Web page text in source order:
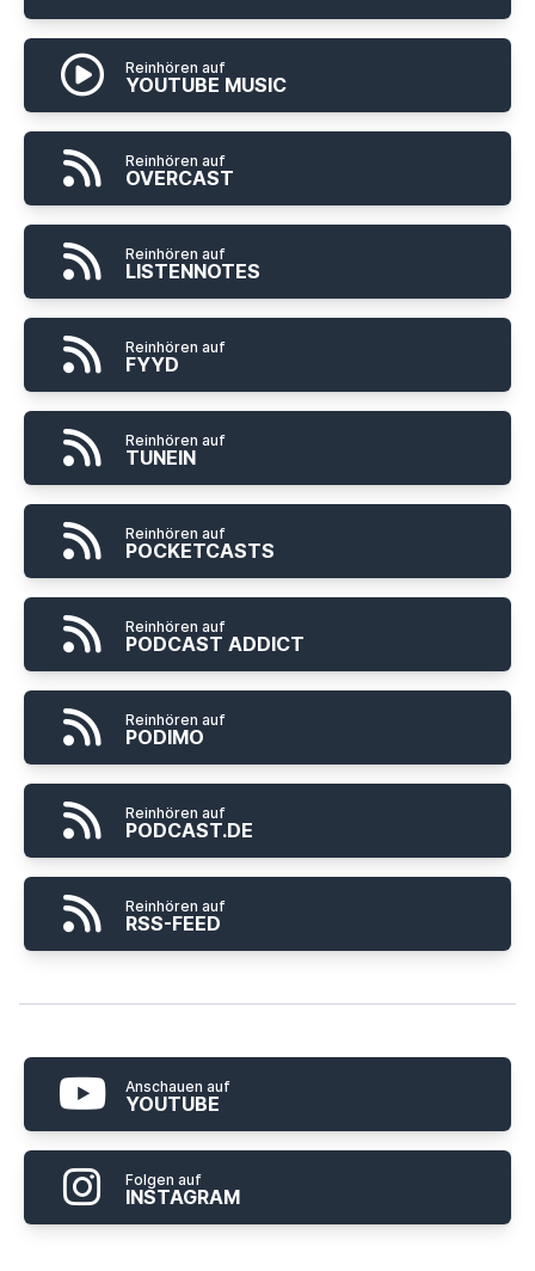
Reinhören auf
YOUTUBE MUSIC
Reinhören auf
OVERCAST
Reinhören auf
LISTENNOTES
Reinhören auf
FYYD
Reinhören auf
TUNEIN
Reinhören auf
POCKETCASTS
Reinhören auf
PODCAST ADDICT
Reinhören auf
PODIMO
Reinhören auf
PODCAST.DE
Reinhören auf
RSS-FEED
Anschauen auf
YOUTUBE
Folgen auf
INSTAGRAM